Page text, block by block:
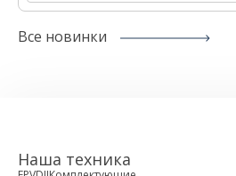
Все новинки
Наша техника